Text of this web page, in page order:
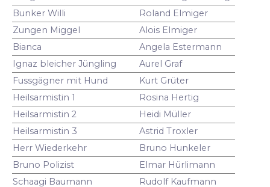
Bunker Willi
Roland Elmiger
Zungen Miggel
Alois Elmiger
Bianca
Angela Estermann
Ignaz bleicher Jüngling
Aurel Graf
Fussgägner mit Hund
Kurt Grüter
Heilsarmistin 1
Rosina Hertig
Heilsarmistin 2
Heidi Müller
Heilsarmistin 3
Astrid Troxler
Herr Wiederkehr
Bruno Hunkeler
Bruno Polizist
Elmar Hürlimann
Schaagi Baumann
Rudolf Kaufmann